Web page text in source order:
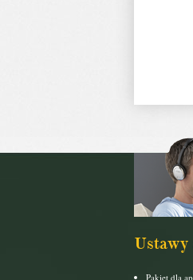
Ustawy
Pakiet dla